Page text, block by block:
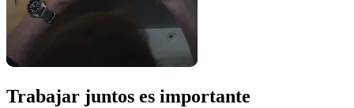
Trabajar juntos es importante